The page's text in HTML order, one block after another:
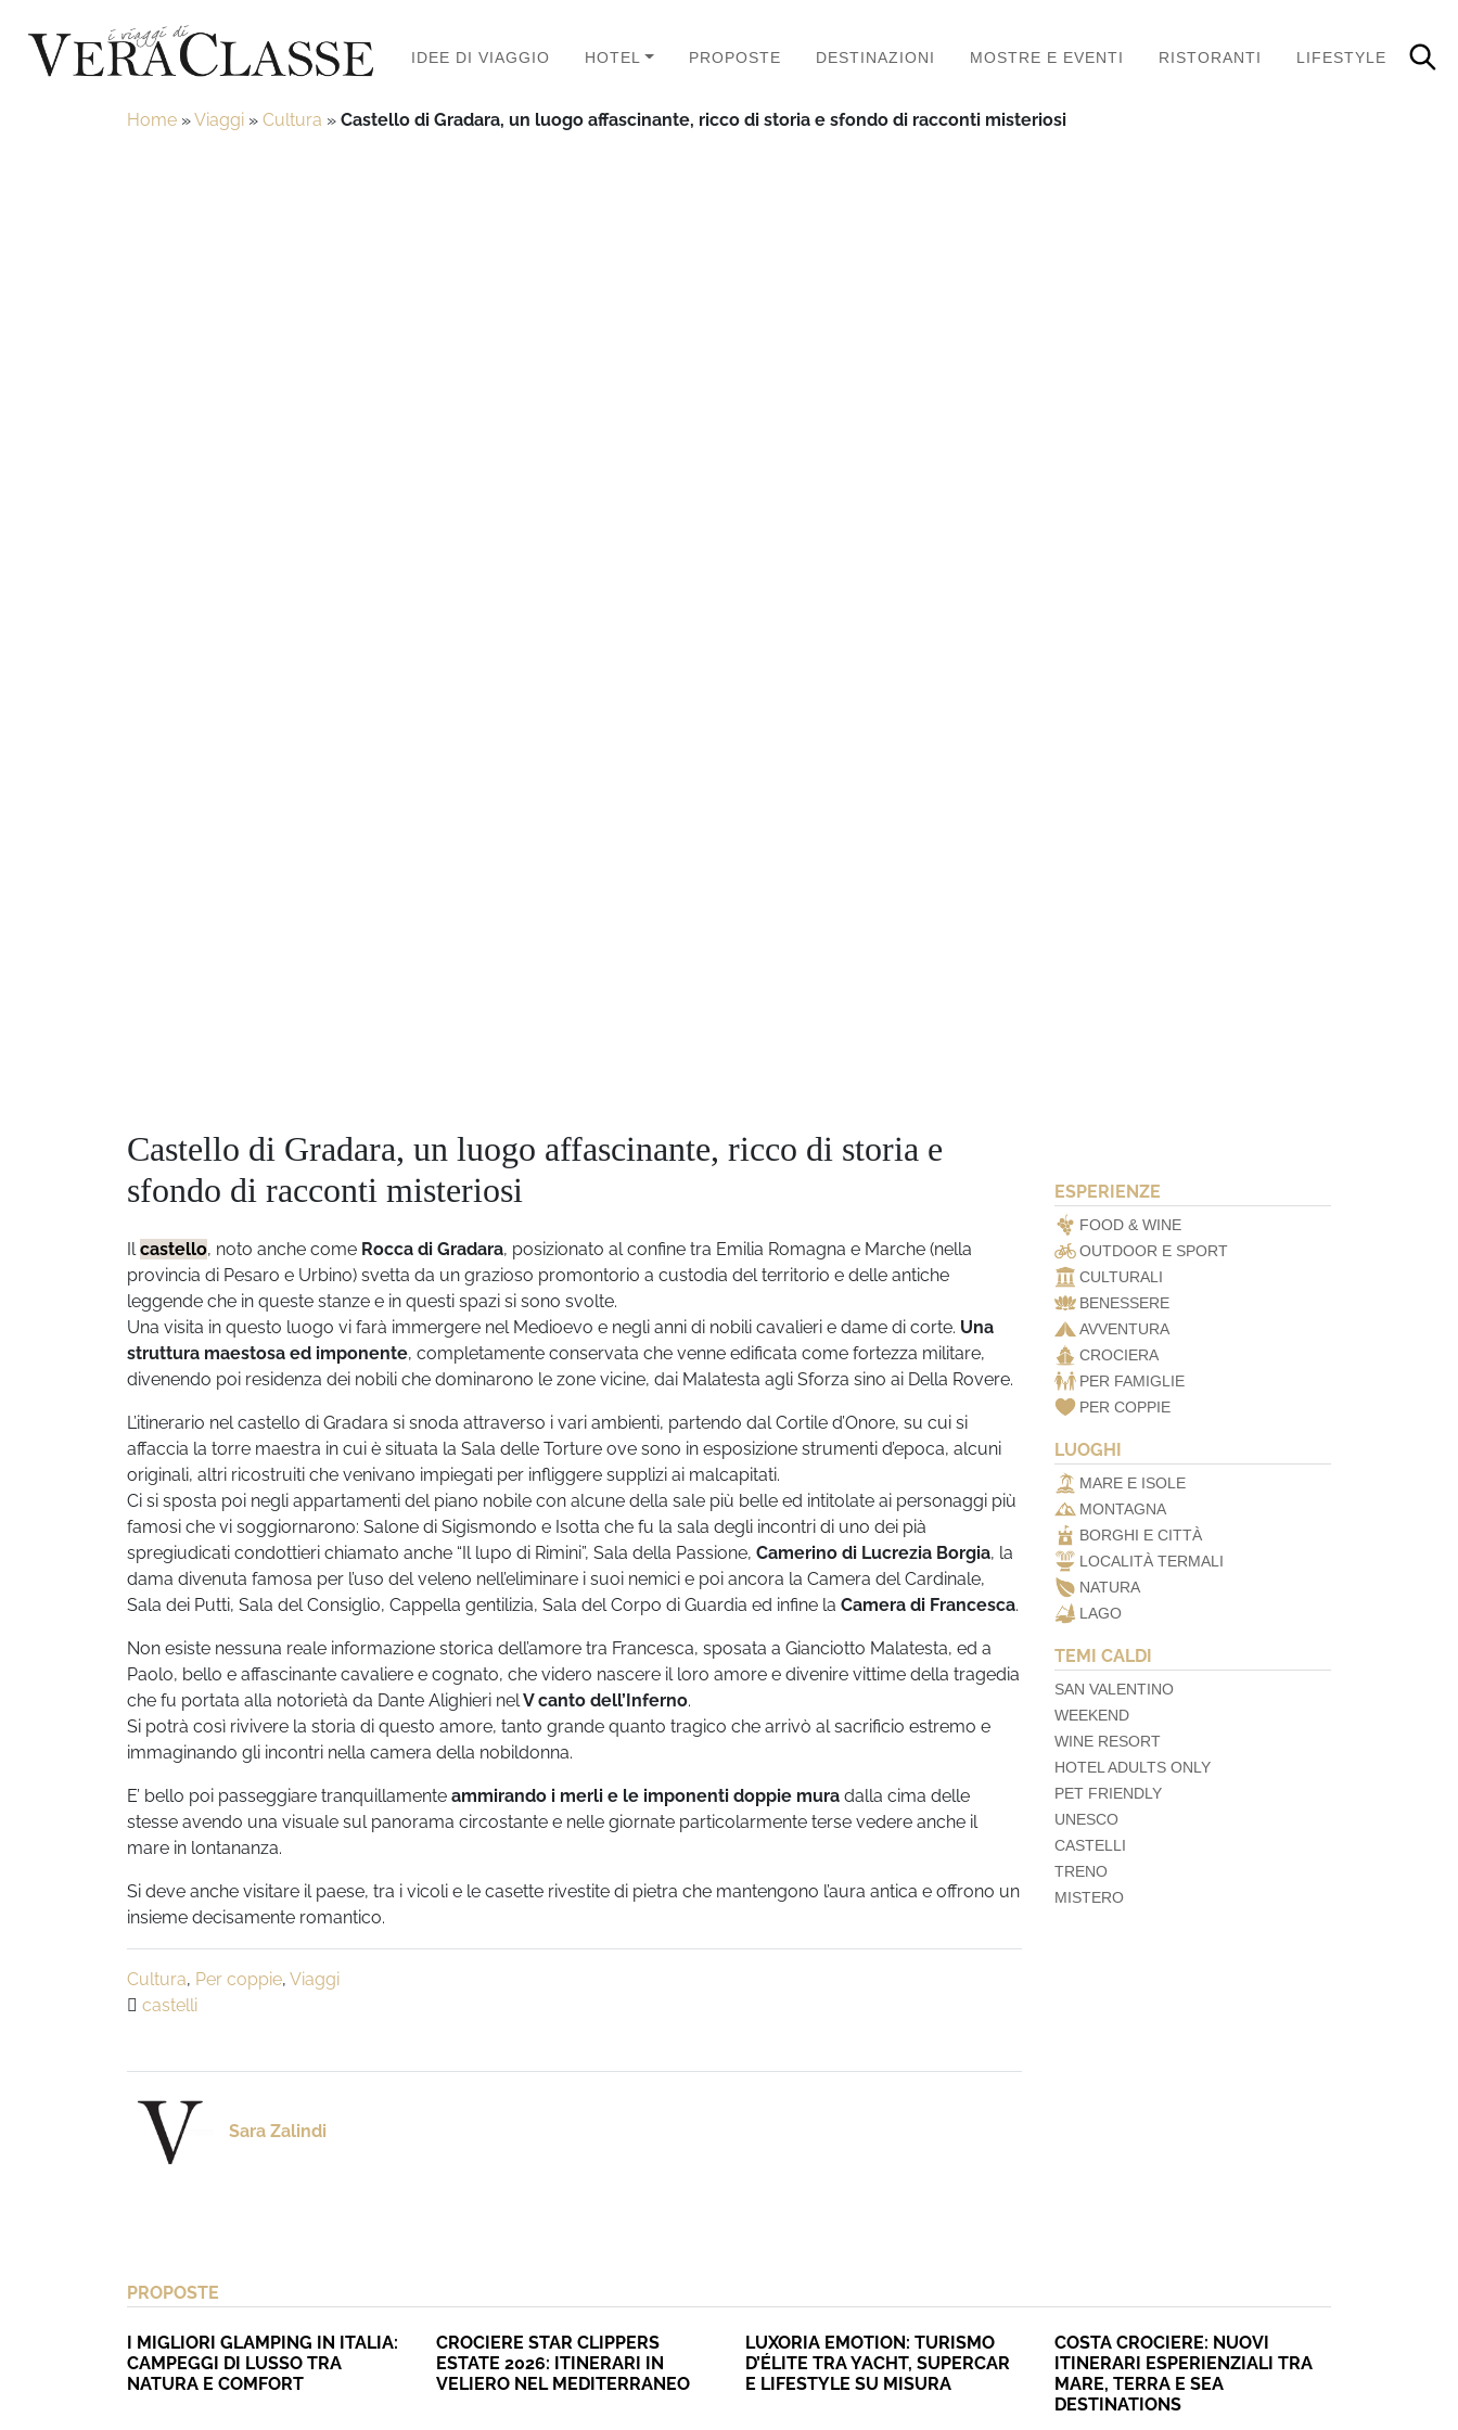
IDEE DI VIAGGIO HOTEL PROPOSTE DESTINAZIONI MOSTRE E EVENTI RISTORANTI LIFESTYLE
Home »Viaggi » Cultura » Castello di Gradara, un luogo affascinante, ricco di storia e sfondo di racconti misteriosi
Castello di Gradara, un luogo affascinante, ricco di storia e
sfondo di racconti misteriosi
Ilcastello, noto anche come Rocca di Gradara, posizionato al confine tra Emilia Romagna e Marche (nella
provincia di Pesaro e Urbino) svetta da un grazioso promontorio a custodia del territorio e delle antiche
leggende che in queste stanze e in questi spazi si sono svolte.
Una visita in questo luogo vi farà immergere nel Medioevo e negli anni di nobili cavalieri e dame di corte. Una
struttura maestosa ed imponente, completamente conservata che venne edificata come fortezza militare,
divenendo poi residenza dei nobili che dominarono le zone vicine, dai Malatesta agli Sforza sino ai Della Rovere.
L’itinerario nel castello di Gradara si snoda attraverso i vari ambienti, partendo dal Cortile d’Onore, su cui si
affaccia la torre maestra in cui è situata la Sala delle Torture ove sono in esposizione strumenti d’epoca, alcuni
originali, altri ricostruiti che venivano impiegati per infliggere supplizi ai malcapitati.
Ci si sposta poi negli appartamenti del piano nobile con alcune della sale più belle ed intitolate ai personaggi più
famosi che vi soggiornarono: Salone di Sigismondo e Isotta che fu la sala degli incontri di uno dei pià
spregiudicati condottieri chiamato anche “Il lupo di Rimini”, Sala della Passione, Camerino di Lucrezia Borgia, la
dama divenuta famosa per l’uso del veleno nell’eliminare i suoi nemici e poi ancora la Camera del Cardinale,
Sala dei Putti, Sala del Consiglio, Cappella gentilizia, Sala del Corpo di Guardia ed infine la Camera di Francesca.
Non esiste nessuna reale informazione storica dell’amore tra Francesca, sposata a Gianciotto Malatesta, ed a
Paolo, bello e affascinante cavaliere e cognato, che videro nascere il loro amore e divenire vittime della tragedia
che fu portata alla notorietà da Dante Alighieri nelV canto dell’Inferno.
Si potrà così rivivere la storia di questo amore, tanto grande quanto tragico che arrivò al sacrificio estremo e
immaginando gli incontri nella camera della nobildonna.
E’ bello poi passeggiare tranquillamente ammirando i merli e le imponenti doppie mura dalla cima delle
stesse avendo una visuale sul panorama circostante e nelle giornate particolarmente terse vedere anche il
mare in lontananza.
Si deve anche visitare il paese, tra i vicoli e le casette rivestite di pietra che mantengono l’aura antica e offrono un
insieme decisamente romantico.
Cultura, Per coppie, Viaggi
castelli
Sara Zalindi
ESPERIENZE
FOOD & WINE
OUTDOOR E SPORT
CULTURALI
BENESSERE
AVVENTURA
CROCIERA
PER FAMIGLIE
PER COPPIE
LUOGHI
MARE E ISOLE
MONTAGNA
BORGHI E CITTÀ
LOCALITÀ TERMALI
NATURA
LAGO
TEMI CALDI
SAN VALENTINO
WEEKEND
WINE RESORT
HOTEL ADULTS ONLY
PET FRIENDLY
UNESCO
CASTELLI
TRENO
MISTERO
PROPOSTE
I MIGLIORI GLAMPING IN ITALIA:
CAMPEGGI DI LUSSO TRA
NATURA E COMFORT
CROCIERE STAR CLIPPERS
ESTATE 2026: ITINERARI IN
VELIERO NEL MEDITERRANEO
LUXORIA EMOTION: TURISMO
D’ÉLITE TRA YACHT, SUPERCAR
E LIFESTYLE SU MISURA
COSTA CROCIERE: NUOVI
ITINERARI ESPERIENZIALI TRA
MARE, TERRA E SEA
DESTINATIONS